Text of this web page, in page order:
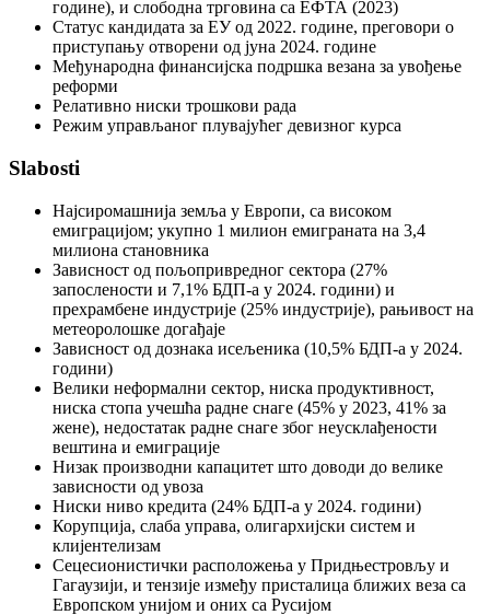
године), и слободна трговина са ЕФТА (2023)
Статус кандидата за ЕУ од 2022. године, преговори о
приступању отворени од јуна 2024. године
Међународна финансијска подршка везана за увођење
реформи
Релативно ниски трошкови рада
Режим управљаног плувајућег девизног курса
Slabosti
Најсиромашнија земља у Европи, са високом
емиграцијом; укупно 1 милион емиграната на 3,4
милиона становника
Зависност од пољопривредног сектора (27%
запослености и 7,1% БДП-а у 2024. години) и
прехрамбене индустрије (25% индустрије), рањивост на
метеоролошке догађаје
Зависност од дознака исељеника (10,5% БДП-а у 2024.
години)
Велики неформални сектор, ниска продуктивност,
ниска стопа учешћа радне снаге (45% у 2023, 41% за
жене), недостатак радне снаге због неусклађености
вештина и емиграције
Низак производни капацитет што доводи до велике
зависности од увоза
Ниски ниво кредита (24% БДП-а у 2024. години)
Корупција, слаба управа, олигархијски систем и
клијентелизам
Сецесионистички расположења у Придњестровљу и
Гагаузији, и тензије између присталица ближих веза са
Европском унијом и оних са Русијом